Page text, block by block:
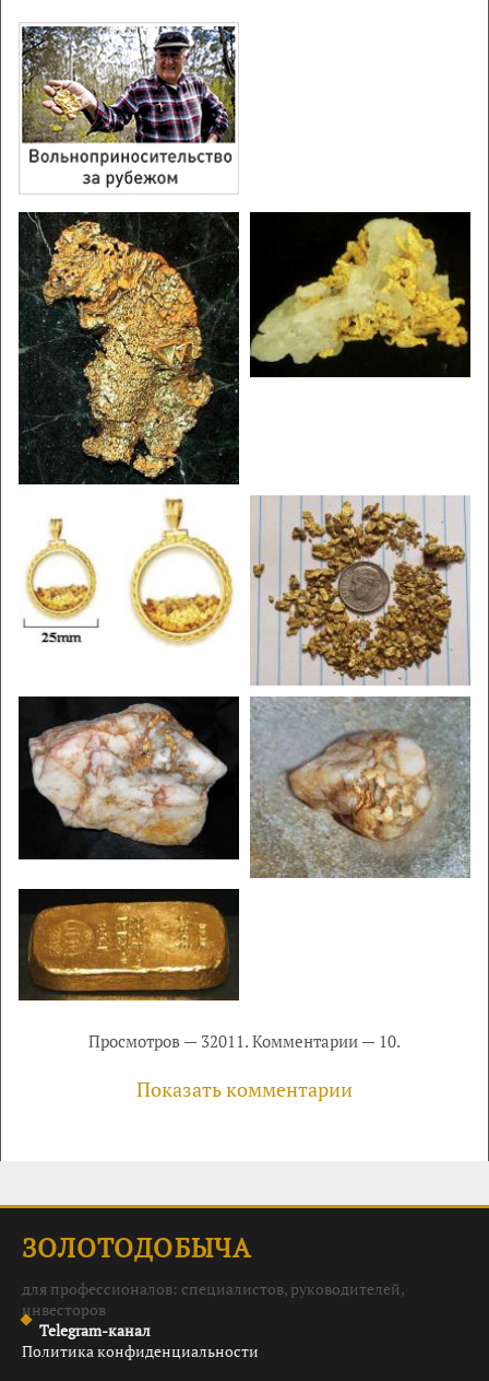
Просмотров — 32011. Комментарии — 10.
Показать комментарии
ЗОЛОТОДОБЫЧА
для профессионалов: специалистов, руководителей,
инвесторов
Telegram-канал
Политика конфиденциальности